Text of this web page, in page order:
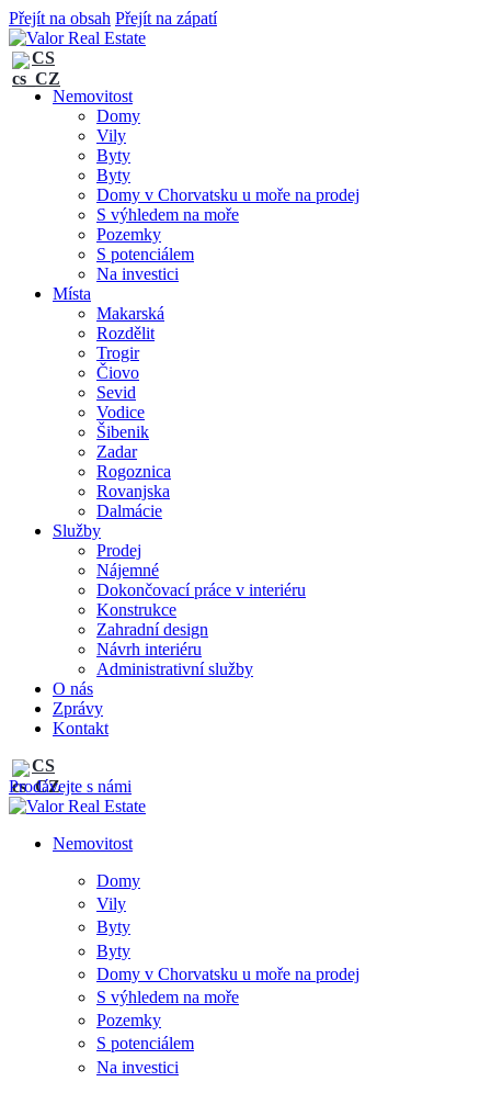
Přejít na obsah Přejít na zápatí
CS
Nemovitost
Domy
Vily
Byty
Byty
Domy v Chorvatsku u moře na prodej
S výhledem na moře
Pozemky
S potenciálem
Na investici
Místa
Makarská
Rozdělit
Trogir
Čiovo
Sevid
Vodice
Šibenik
Zadar
Rogoznica
Rovanjska
Dalmácie
Služby
Prodej
Nájemné
Dokončovací práce v interiéru
Konstrukce
Zahradní design
Návrh interiéru
Administrativní služby
O nás
Zprávy
Kontakt
CS
Prodávejte s námi
Nemovitost
Domy
Vily
Byty
Byty
Domy v Chorvatsku u moře na prodej
S výhledem na moře
Pozemky
S potenciálem
Na investici